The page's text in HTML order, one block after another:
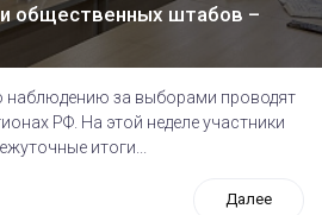
общественных штабов –
за выборами проводят
РФ. На этой неделе участники
итоги...
Далее